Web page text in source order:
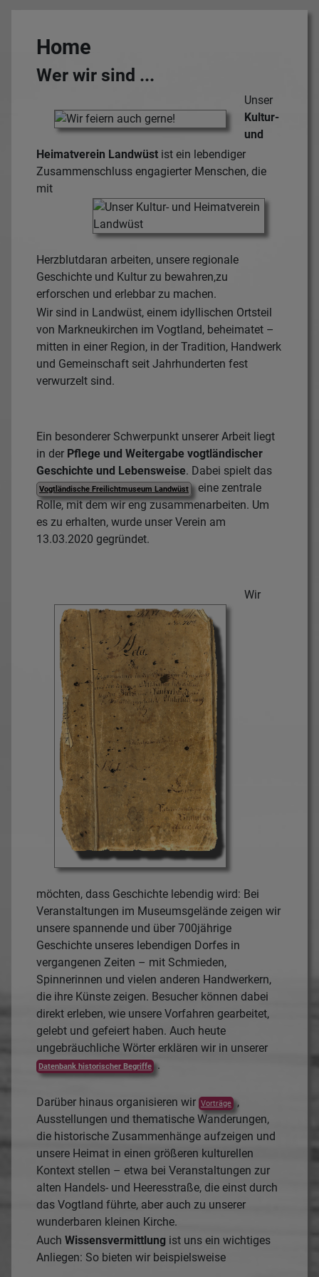
Home
Wer wir sind ...
Unser
Kultur-
und
Heimatverein Landwüst ist ein lebendiger
Zusammenschluss engagierter Menschen, die
mit
Herzblutdaran arbeiten, unsere regionale
Geschichte und Kultur zu bewahren,zu
erforschen und erlebbar zu machen.
Wir sind in Landwüst, einem idyllischen Ortsteil
von Markneukirchen im Vogtland, beheimatet –
mitten in einer Region, in der Tradition, Handwerk
und Gemeinschaft seit Jahrhunderten fest
verwurzelt sind.
Ein besonderer Schwerpunkt unserer Arbeit liegt
in der Pflege und Weitergabe vogtländischer
Geschichte und Lebensweise. Dabei spielt das
Vogtländische Freilichtmuseum Landwüst
eine zentrale
Rolle, mit dem wir eng zusammenarbeiten. Um
es zu erhalten, wurde unser Verein am
13.03.2020 gegründet.
Wir
möchten, dass Geschichte lebendig wird: Bei
Veranstaltungen im Museumsgelände zeigen wir
unsere spannende und über 700jährige
Geschichte unseres lebendigen Dorfes in
vergangenen Zeiten – mit Schmieden,
Spinnerinnen und vielen anderen Handwerkern,
die ihre Künste zeigen. Besucher können dabei
direkt erleben, wie unsere Vorfahren gearbeitet,
gelebt und gefeiert haben. Auch heute
ungebräuchliche Wörter erklären wir in unserer
Datenbank historischer Begriffe .
Darüber hinaus organisieren wir Vorträge
,
Ausstellungen und thematische Wanderungen,
die historische Zusammenhänge aufzeigen und
unsere Heimat in einen größeren kulturellen
Kontext stellen – etwa bei Veranstaltungen zur
alten Handels- und Heeresstraße, die einst durch
das Vogtland führte, aber auch zu unserer
wunderbaren kleinen Kirche.
Auch Wissensvermittlung ist uns ein wichtiges
Anliegen: So bieten wir beispielsweise